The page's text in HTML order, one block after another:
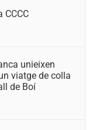
CCCC
unieixen
viatge de colla
de Boí